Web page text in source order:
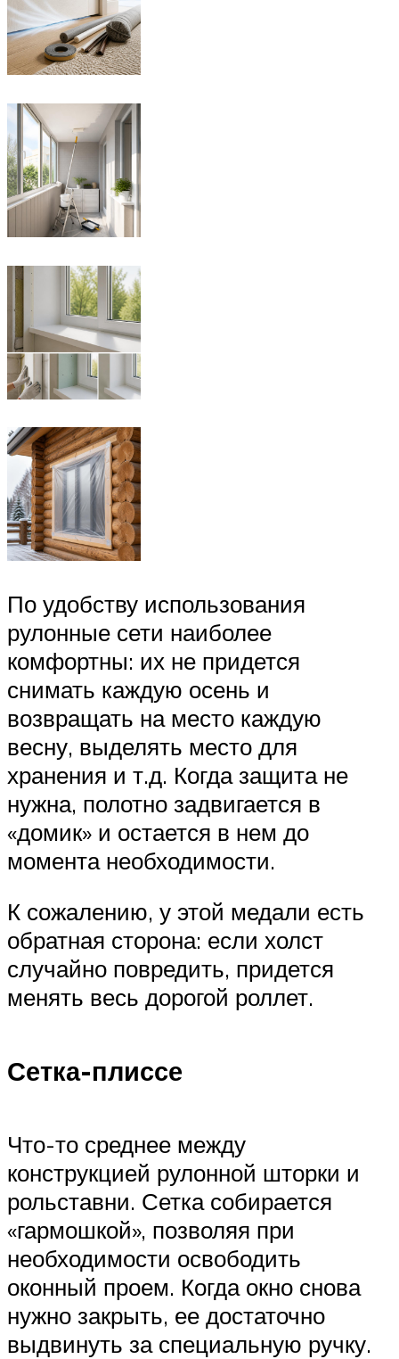
По удобству использования
рулонные сети наиболее
комфортны: их не придется
снимать каждую осень и
возвращать на место каждую
весну, выделять место для
хранения и т.д. Когда защита не
нужна, полотно задвигается в
«домик» и остается в нем до
момента необходимости.
К сожалению, у этой медали есть
обратная сторона: если холст
случайно повредить, придется
менять весь дорогой роллет.
Сетка-плиссе
Что-то среднее между
конструкцией рулонной шторки и
рольставни. Сетка собирается
«гармошкой», позволяя при
необходимости освободить
оконный проем. Когда окно снова
нужно закрыть, ее достаточно
выдвинуть за специальную ручку.